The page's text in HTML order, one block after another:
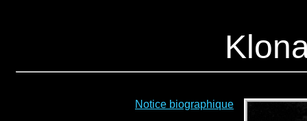
Notice biographique